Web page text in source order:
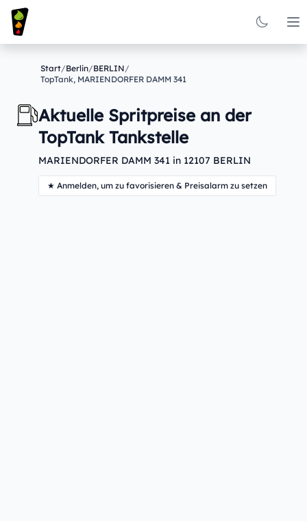
Start/Berlin/BERLIN/
TopTank, MARIENDORFER DAMM 341
Aktuelle Spritpreise an der
TopTank Tankstelle
MARIENDORFER DAMM 341 in 12107 BERLIN
★ Anmelden, um zu favorisieren & Preisalarm zu setzen